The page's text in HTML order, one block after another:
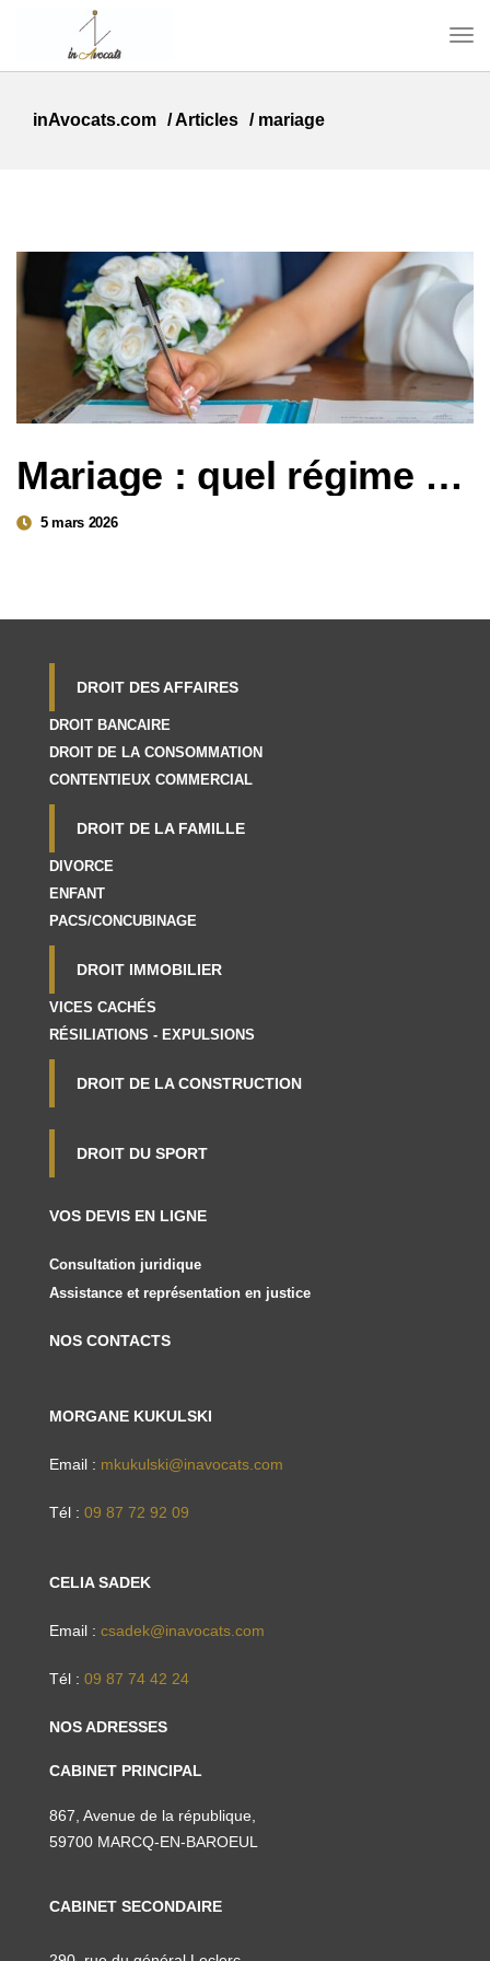
inAvocats.com /Articles / mariage
Mariage : quel régime matrimonial choisir ?
5 mars 2026
DROIT DES AFFAIRES
DROIT BANCAIRE
DROIT DE LA CONSOMMATION
CONTENTIEUX COMMERCIAL
DROIT DE LA FAMILLE
DIVORCE
ENFANT
PACS/CONCUBINAGE
DROIT IMMOBILIER
VICES CACHÉS
RÉSILIATIONS - EXPULSIONS
DROIT DE LA CONSTRUCTION
DROIT DU SPORT
VOS DEVIS EN LIGNE
Consultation juridique
Assistance et représentation en justice
NOS CONTACTS
MORGANE KUKULSKI
Email : mkukulski@inavocats.com
Tél : 09 87 72 92 09
CELIA SADEK
Email : csadek@inavocats.com
Tél : 09 87 74 42 24
NOS ADRESSES
CABINET PRINCIPAL
867, Avenue de la république,
59700 MARCQ-EN-BAROEUL
CABINET SECONDAIRE